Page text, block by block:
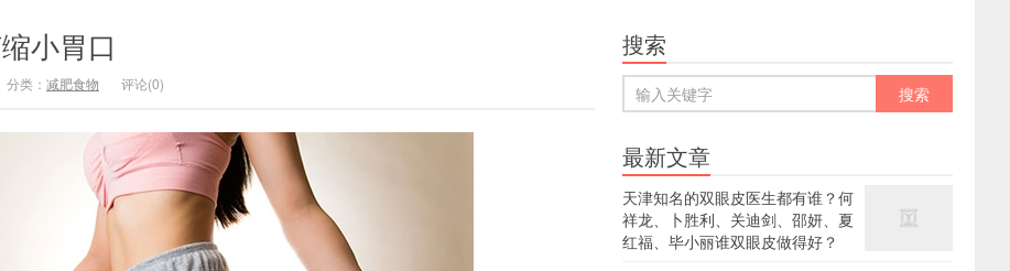
小胃口
分类： 减肥食物 评论(0)
搜索
最新文章
天津知名的双眼皮医生都有谁？何
祥龙、卜胜利、关迪剑、邵妍、夏
红福、毕小丽谁双眼皮做得好？